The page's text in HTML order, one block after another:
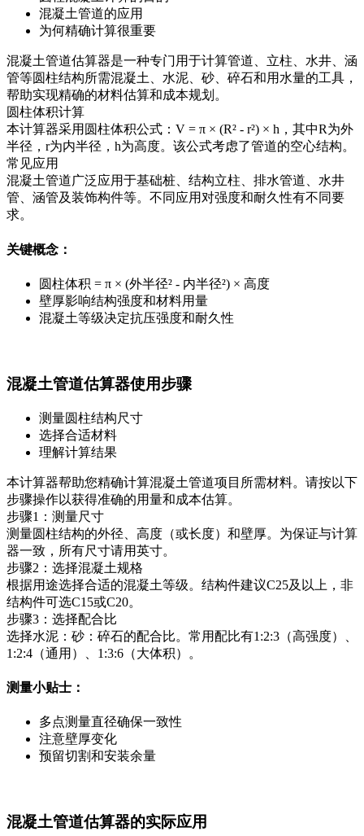
混凝土管道的应用
为何精确计算很重要
混凝土管道估算器是一种专门用于计算管道、立柱、水井、涵
管等圆柱结构所需混凝土、水泥、砂、碎石和用水量的工具，
帮助实现精确的材料估算和成本规划。
圆柱体积计算
本计算器采用圆柱体积公式：V = π × (R² - r²) × h，其中R为外
半径，r为内半径，h为高度。该公式考虑了管道的空心结构。
常见应用
混凝土管道广泛应用于基础桩、结构立柱、排水管道、水井
管、涵管及装饰构件等。不同应用对强度和耐久性有不同要
求。
关键概念：
圆柱体积 = π × (外半径² - 内半径²) × 高度
壁厚影响结构强度和材料用量
混凝土等级决定抗压强度和耐久性
混凝土管道估算器使用步骤
测量圆柱结构尺寸
选择合适材料
理解计算结果
本计算器帮助您精确计算混凝土管道项目所需材料。请按以下
步骤操作以获得准确的用量和成本估算。
步骤1：测量尺寸
测量圆柱结构的外径、高度（或长度）和壁厚。为保证与计算
器一致，所有尺寸请用英寸。
步骤2：选择混凝土规格
根据用途选择合适的混凝土等级。结构件建议C25及以上，非
结构件可选C15或C20。
步骤3：选择配合比
选择水泥：砂：碎石的配合比。常用配比有1:2:3（高强度）、
1:2:4（通用）、1:3:6（大体积）。
测量小贴士：
多点测量直径确保一致性
注意壁厚变化
预留切割和安装余量
混凝土管道估算器的实际应用